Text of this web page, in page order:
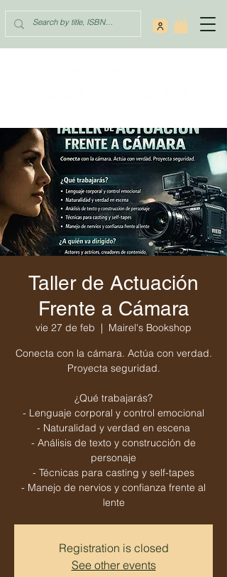
Taller de Actuación
Frente a Cámara
vie 27 de feb
  |
Mairel's Bookshop
Conecta con la cámara. Actúa con verdad.
Proyecta seguridad.
¿Qué trabajarás?
- Lenguaje corporal y control emocional
- Naturalidad y verdad en escena
- Análisis de texto y construcción de
personaje
- Técnicas para casting y self-tapes
- Manejo de nervios y confianza frente al
lente
Registration is closed
See other events